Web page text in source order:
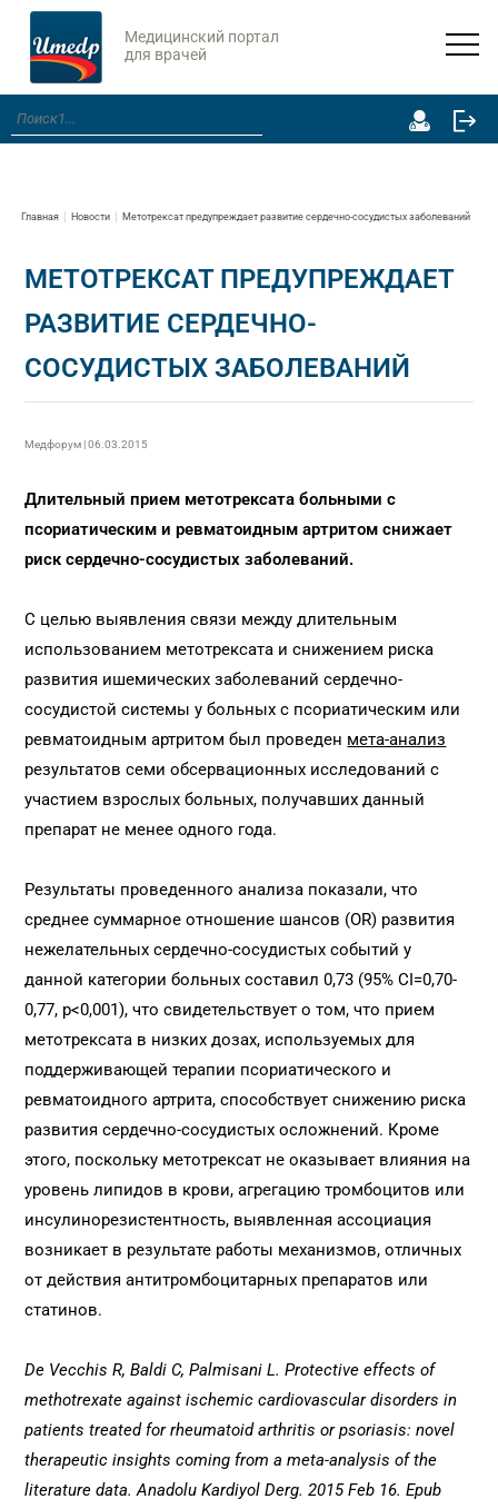
Медицинский портал
для врачей
Главная Новости Метотрексат предупреждает развитие сердечно-сосудистых заболеваний
МЕТОТРЕКСАТ ПРЕДУПРЕЖДАЕТ
РАЗВИТИЕ СЕРДЕЧНО-
СОСУДИСТЫХ ЗАБОЛЕВАНИЙ
Медфорум | 06.03.2015
Длительный прием метотрексата больными с
псориатическим и ревматоидным артритом снижает
риск сердечно-сосудистых заболеваний.
С целью выявления связи между длительным
использованием метотрексата и снижением риска
развития ишемических заболеваний сердечно-
сосудистой системы у больных с псориатическим или
ревматоидным артритом был проведен мета-анализ
результатов семи обсервационных исследований с
участием взрослых больных, получавших данный
препарат не менее одного года.
Результаты проведенного анализа показали, что
среднее суммарное отношение шансов (OR) развития
нежелательных сердечно-сосудистых событий у
данной категории больных составил 0,73 (95% CI=0,70-
0,77, p<0,001), что свидетельствует о том, что прием
метотрексата в низких дозах, используемых для
поддерживающей терапии псориатического и
ревматоидного артрита, способствует снижению риска
развития сердечно-сосудистых осложнений. Кроме
этого, поскольку метотрексат не оказывает влияния на
уровень липидов в крови, агрегацию тромбоцитов или
инсулинорезистентность, выявленная ассоциация
возникает в результате работы механизмов, отличных
от действия антитромбоцитарных препаратов или
статинов.
De Vecchis R, Baldi C, Palmisani L. Protective effects of
methotrexate against ischemic cardiovascular disorders in
patients treated for rheumatoid arthritis or psoriasis: novel
therapeutic insights coming from a meta-analysis of the
literature data. Anadolu Kardiyol Derg. 2015 Feb 16. Epub